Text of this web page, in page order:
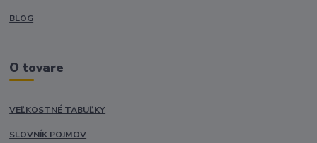
BLOG
O tovare
VEĽKOSTNÉ TABUĽKY
SLOVNÍK POJMOV